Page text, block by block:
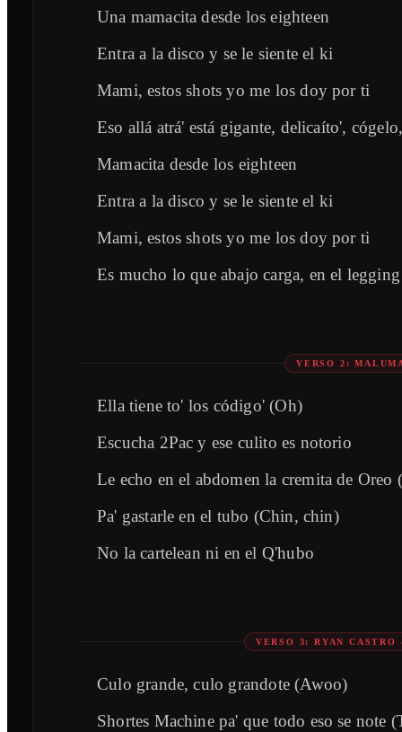
Una mamacita desde los eighteen
Entra a la disco y se le siente el ki
Mami, estos shots yo me los doy por ti
Eso allá atrá' está gigante, delicaíto',
Mamacita desde los eighteen
Entra a la disco y se le siente el ki
Mami, estos shots yo me los doy por ti
Es mucho lo que abajo carga, en el
VERSO 2:
Ella tiene to' los código' (Oh)
Escucha 2Pac y ese culito es notorio
Le echo en el abdomen la cremita de Oreo
Pa' gastarle en el tubo (Chin, chin)
No la cartelean ni en el Q'hubo
VERSO 3: RYAN CASTRO
Culo grande, culo grandote (Awoo)
Shortes Machine pa' que todo eso se note